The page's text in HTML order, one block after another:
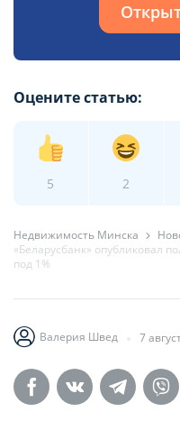
Оцените статью:
5 2
Недвижимость Минска
«Беларусбанк» опубликовал
под 1%
Валерия Швед 7